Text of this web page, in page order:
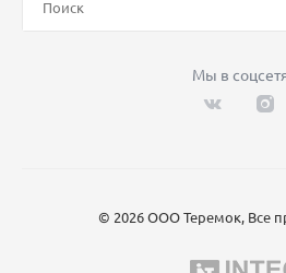
Мы в
© 2026 ООО Теремок, Все